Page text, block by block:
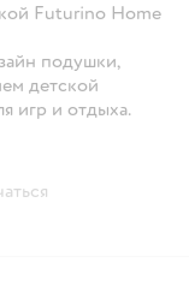
Futurino Home
подушки,
детской
игр и отдыха.